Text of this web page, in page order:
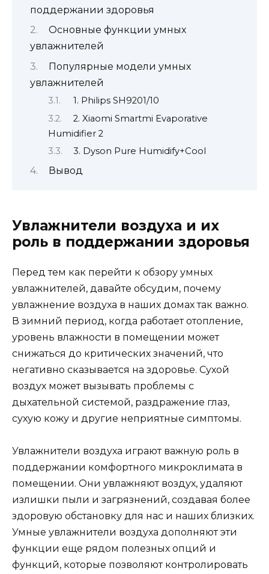
поддержании здоровья
Основные функции умных
увлажнителей
Популярные модели умных
увлажнителей
1. Philips SH9201/10
2. Xiaomi Smartmi Evaporative
Humidifier 2
3. Dyson Pure Humidify+Cool
Вывод
Увлажнители воздуха и их
роль в поддержании здоровья
Перед тем как перейти к обзору умных
увлажнителей, давайте обсудим, почему
увлажнение воздуха в наших домах так важно.
В зимний период, когда работает отопление,
уровень влажности в помещении может
снижаться до критических значений, что
негативно сказывается на здоровье. Сухой
воздух может вызывать проблемы с
дыхательной системой, раздражение глаз,
сухую кожу и другие неприятные симптомы.
Увлажнители воздуха играют важную роль в
поддержании комфортного микроклимата в
помещении. Они увлажняют воздух, удаляют
излишки пыли и загрязнений, создавая более
здоровую обстановку для нас и наших близких.
Умные увлажнители воздуха дополняют эти
функции еще рядом полезных опций и
функций, которые позволяют контролировать